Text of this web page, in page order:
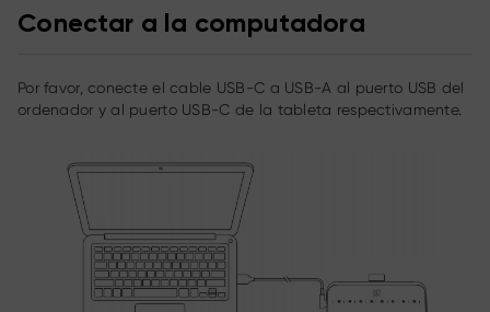
Conectar a la computadora
Por favor, conecte el cable USB-C a USB-A al puerto USB del
ordenador y al puerto USB-C de la tableta respectivamente.